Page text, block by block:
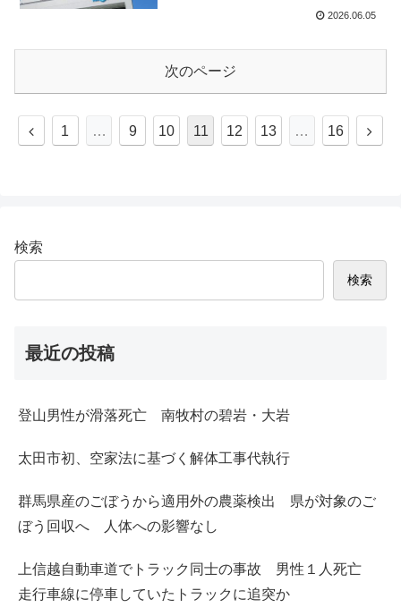
2026.06.05
次のページ
前
1 … 9 10 11 12 13 … 16
次
検索
検索
最近の投稿
登山男性が滑落死亡 南牧村の碧岩・大岩
太田市初、空家法に基づく解体工事代執行
群馬県産のごぼうから適用外の農薬検出 県が対象のご
ぼう回収へ 人体への影響なし
上信越自動車道でトラック同士の事故 男性１人死亡
走行車線に停車していたトラックに追突か